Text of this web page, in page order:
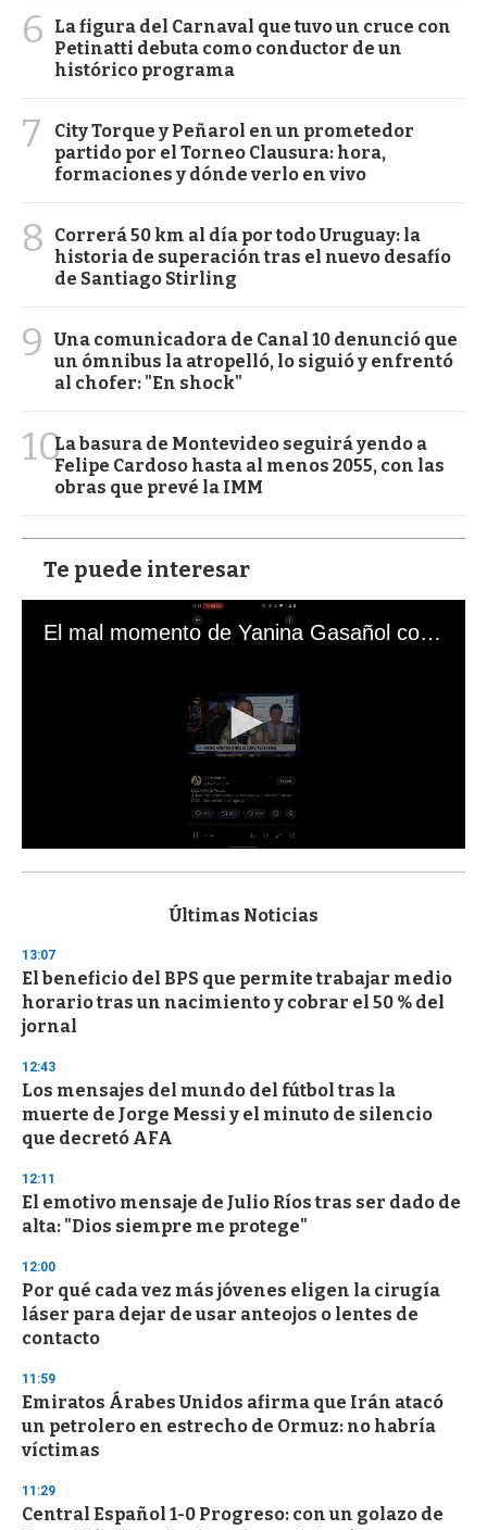
6
La figura del Carnaval que tuvo un cruce con
Petinatti debuta como conductor de un
histórico programa
7
City Torque y Peñarol en un prometedor
partido por el Torneo Clausura: hora,
formaciones y dónde verlo en vivo
8
Correrá 50 km al día por todo Uruguay: la
historia de superación tras el nuevo desafío
de Santiago Stirling
9
Una comunicadora de Canal 10 denunció que
un ómnibus la atropelló, lo siguió y enfrentó
al chofer: "En shock"
10La basura de Montevideo seguirá yendo a
Felipe Cardoso hasta al menos 2055, con las
obras que prevé la IMM
Te puede interesar
El mal momento de Yanina Gasañol con un hincha argentino en "Subrayado"
s
d
s
o
f
3
s
e
c
o
n
d
Últimas Noticias
13:07
El beneficio del BPS que permite trabajar medio
horario tras un nacimiento y cobrar el 50 % del
jornal
12:43
Los mensajes del mundo del fútbol tras la
muerte de Jorge Messi y el minuto de silencio
que decretó AFA
12:11
El emotivo mensaje de Julio Ríos tras ser dado de
alta: "Dios siempre me protege"
12:00
Por qué cada vez más jóvenes eligen la cirugía
láser para dejar de usar anteojos o lentes de
contacto
11:59
Emiratos Árabes Unidos afirma que Irán atacó
un petrolero en estrecho de Ormuz: no habría
víctimas
11:29
Central Español 1-0 Progreso: con un golazo de